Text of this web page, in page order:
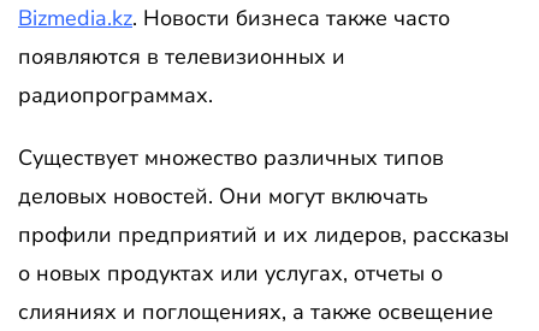
Bizmedia.kz. Новости бизнеса также часто
появляются в телевизионных и
радиопрограммах.
Существует множество различных типов
деловых новостей. Они могут включать
профили предприятий и их лидеров, рассказы
о новых продуктах или услугах, отчеты о
слияниях и поглощениях, а также освещение